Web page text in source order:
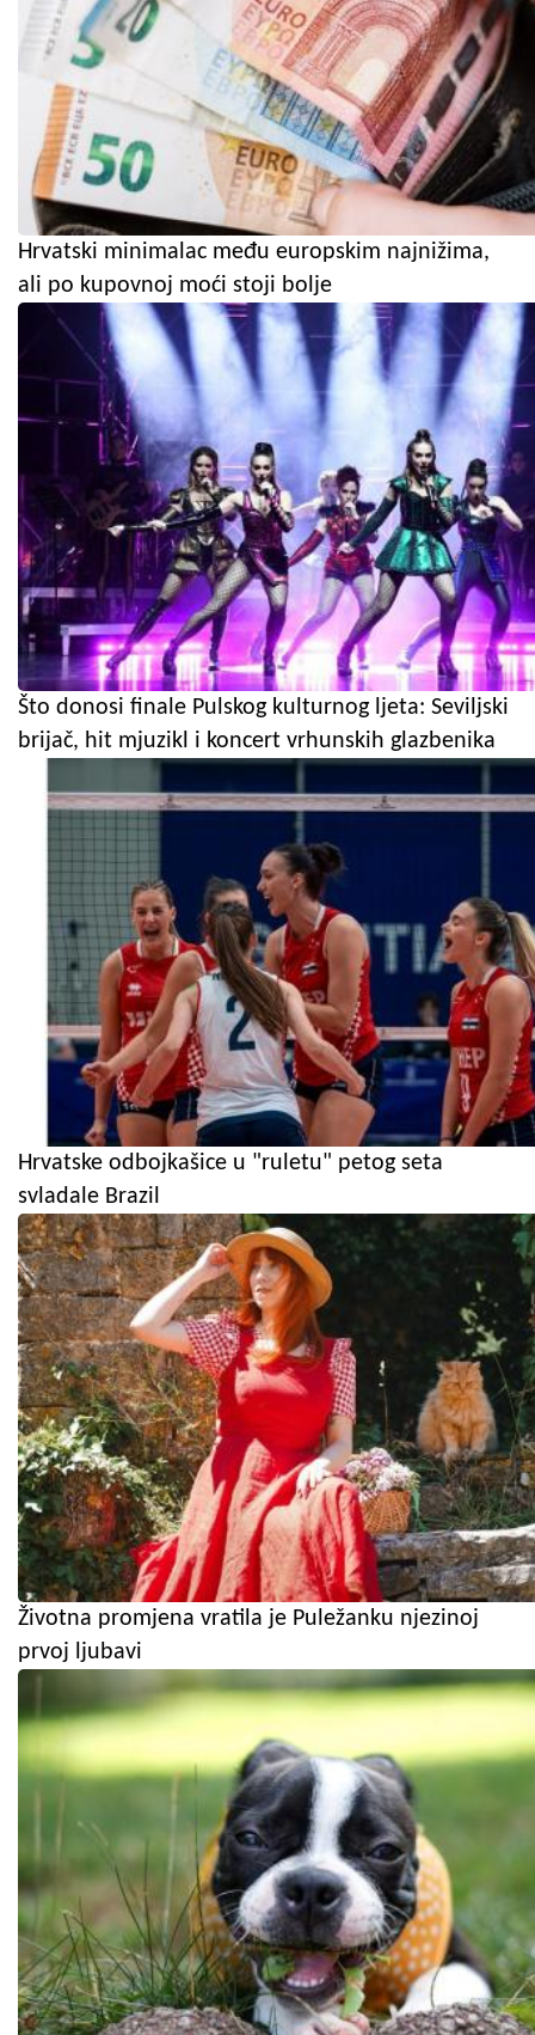
Hrvatski minimalac među europskim najnižima,
ali po kupovnoj moći stoji bolje
Što donosi finale Pulskog kulturnog ljeta: Seviljski
brijač, hit mjuzikl i koncert vrhunskih glazbenika
Hrvatske odbojkašice u "ruletu" petog seta
svladale Brazil
Životna promjena vratila je Puležanku njezinoj
prvoj ljubavi